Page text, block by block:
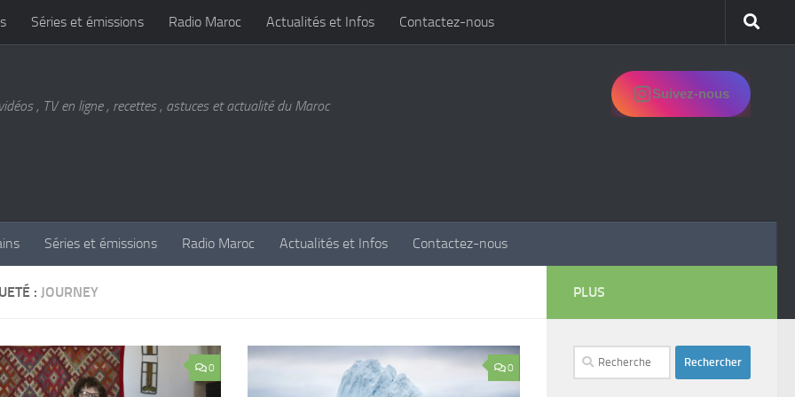
Séries et émissions Radio Maroc Actualités et Infos Contactez-nous
, TV en ligne , recettes , astuces et actualité du Maroc
Suivez-nous
Séries et émissions Radio Maroc Actualités et Infos Contactez-nous
: JOURNEY
0 0
PLUS
Rechercher :